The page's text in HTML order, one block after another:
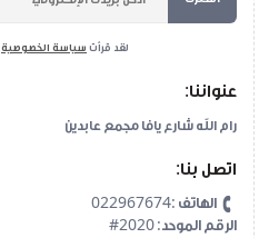
لقد قرأت سياسة الخصوصية
عنواننا:
رام الله شارع يافا مجمع عابدين
اتصل بنا:
الهاتف :022967674
#2020 :الرقم الموحد